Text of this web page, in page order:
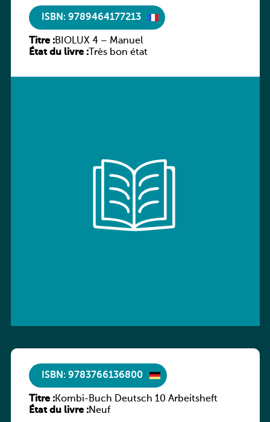
ISBN: 9789464177213
Titre :BIOLUX 4 – Manuel
État du livre :Très bon état
ISBN: 9783766136800
Titre :Kombi-Buch Deutsch 10 Arbeitsheft
État du livre :Neuf